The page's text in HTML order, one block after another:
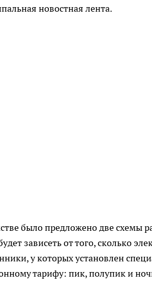
новостная лента.
было предложено две схемы
зависеть от того, сколько
у которых установлен
тарифу: пик, полупик и